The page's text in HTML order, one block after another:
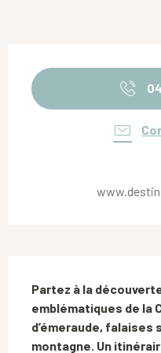
Partez à la
emblématiques de la
d’émeraude,
montagne. Un